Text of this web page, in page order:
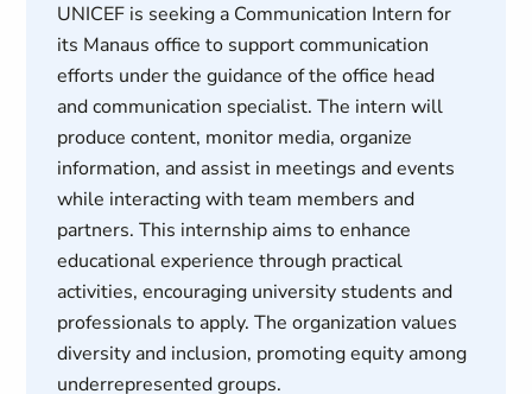
UNICEF is seeking a Communication Intern for
its Manaus office to support communication
efforts under the guidance of the office head
and communication specialist. The intern will
produce content, monitor media, organize
information, and assist in meetings and events
while interacting with team members and
partners. This internship aims to enhance
educational experience through practical
activities, encouraging university students and
professionals to apply. The organization values
diversity and inclusion, promoting equity among
underrepresented groups.